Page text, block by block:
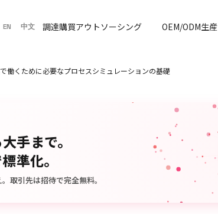
EN 中文 調達購買アウトソーシング OEM/ODM生産
働くために必要なプロセスシミュレーションの基礎
手まで。
準化。
取引先は招待で完全無料。